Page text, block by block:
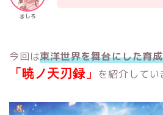
ましろ
今回は東洋世界を舞台にした育
「暁ノ天刃録」 を紹介してい